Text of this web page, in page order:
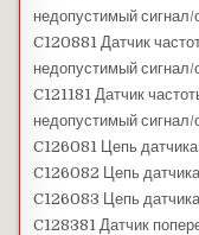
недопустимый сигнал/
C120881 Датчик
недопустимый сигнал/
C121181 Датчик
недопустимый сигнал/
C126081 Цепь
C126082 Цепь
C126083 Цепь
C128381 Датчик